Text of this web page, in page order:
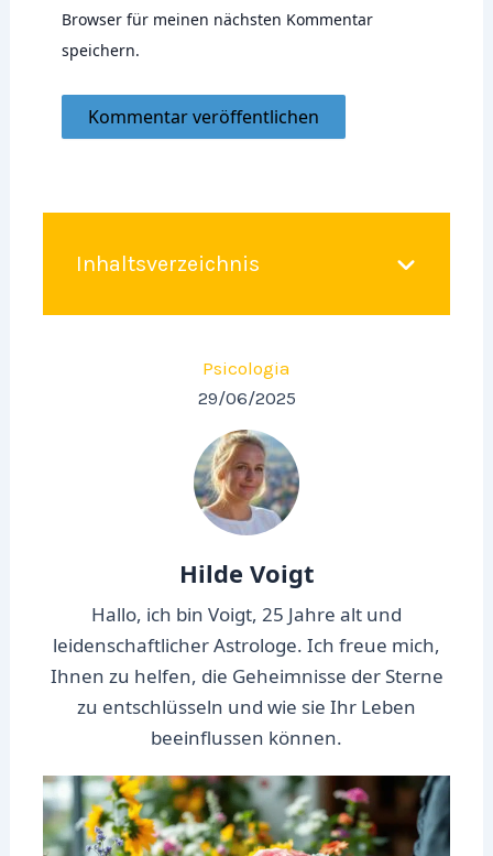
Browser für meinen nächsten Kommentar
speichern.
Inhaltsverzeichnis
Psicologia
29/06/2025
Hilde Voigt
Hallo, ich bin Voigt, 25 Jahre alt und
leidenschaftlicher Astrologe. Ich freue mich,
Ihnen zu helfen, die Geheimnisse der Sterne
zu entschlüsseln und wie sie Ihr Leben
beeinflussen können.